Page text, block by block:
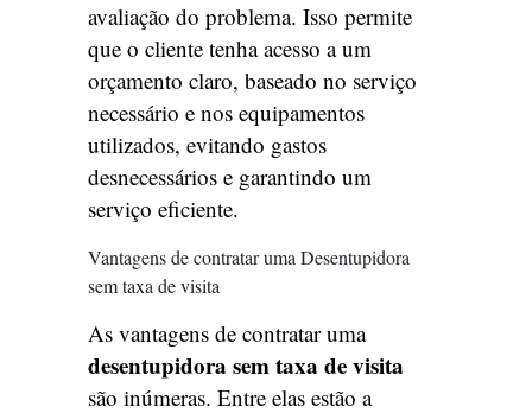
avaliação do problema. Isso permite
que o cliente tenha acesso a um
orçamento claro, baseado no serviço
necessário e nos equipamentos
utilizados, evitando gastos
desnecessários e garantindo um
serviço eficiente.
Vantagens de contratar uma Desentupidora
sem taxa de visita
As vantagens de contratar uma
desentupidora sem taxa de visita
são inúmeras. Entre elas estão a